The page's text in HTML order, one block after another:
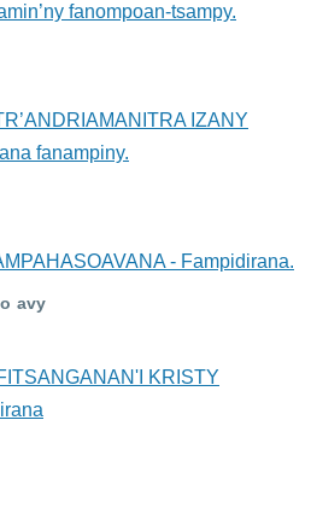
fanompoan-tsampy.
IZANY
fanampiny.
- Fampidirana.
avy
KRISTY